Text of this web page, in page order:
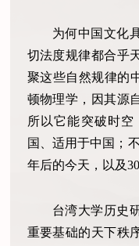
为何中国文化
切法度规律都合乎
聚这些自然规律的
顿物理学，因其源
所以它能突破时
国、适用于中国；
年后的今天，以及
台湾大学历史
重要基础的天下秩